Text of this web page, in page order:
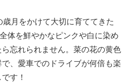
月をかけて大切に育ててきた
体を鮮やかなピンクや白に染め
ら忘れられません。菜の花の黄色
、愛車でのドライブが何倍も楽
す！